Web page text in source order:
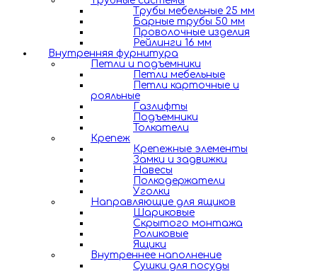
Трубы мебельные 25 мм
Барные трубы 50 мм
Проволочные изделия
Рейлинги 16 мм
Внутренняя фурнитура
Петли и подъемники
Петли мебельные
Петли карточные и
рояльные
Газлифты
Подъемники
Толкатели
Крепеж
Крепежные элементы
Замки и задвижки
Навесы
Полкодержатели
Уголки
Направляющие для ящиков
Шариковые
Скрытого монтажа
Роликовые
Ящики
Внутреннее наполнение
Сушки для посуды